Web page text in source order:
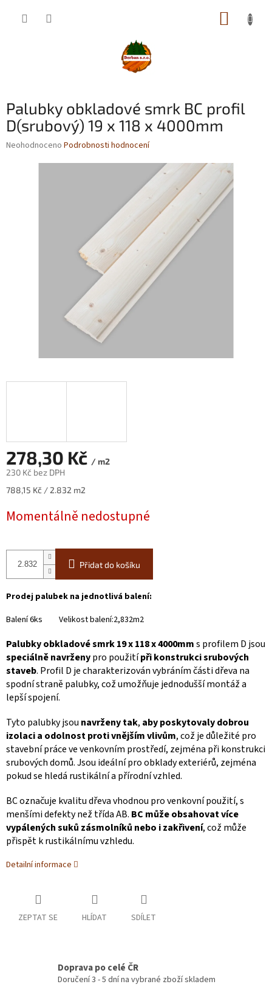
Palubky obkladové smrk BC profil
D(srubový) 19 x 118 x 4000mm
Průměrné
Neohodnoceno Podrobnosti hodnocení
278,30 Kč / m2
230 Kč bez DPH
Měrná
788,15 Kč / 2.832 m2
Momentálně nedostupné
Přidat do košíku
Prodej palubek na jednotlivá balení:
Balení 6ks Velikost balení:2,832m2
Palubky obkladové smrk 19 x 118 x 4000mms profilem D jsou
speciálně navrženypro použitípři konstrukci srubových
staveb. Profil D je charakterizován vybráním části dřeva na
spodní straně palubky, což umožňuje jednodušší montáž a
lepší spojení.
Tyto palubky jsou navrženy tak, aby poskytovalydobrou
izolaci a odolnost proti vnějším vlivům, což je důležité pro
stavební práce ve venkovním prostředí, zejména při konstrukci
srubových domů. Jsou ideální pro obklady exteriérů, zejména
pokud se hledá rustikální a přírodní vzhled.
BC označuje kvalitu dřeva vhodnou pro venkovní použití, s
menšími defekty než třída AB. BC může obsahovat více
vypálených suků zásmolníků nebo i zakřivení, což může
přispět k rustikálnímu vzhledu.
Detailní informace
ZEPTAT SE HLÍDAT SDÍLET
Doprava po celé ČR
Doručení 3 - 5 dní na vybrané zboží skladem